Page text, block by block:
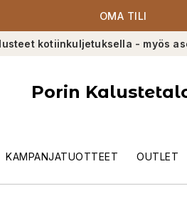
OMA TILI
kotiinkuljetuksella - myös
Porin
KAMPANJATUOTTEET OUTLET